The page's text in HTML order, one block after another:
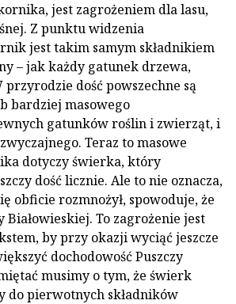
jest zagrożeniem dla lasu,
Z punktu widzenia
jest takim samym składnikiem
– jak każdy gatunek drzewa,
przyrodzie dość powszechne są
bardziej masowego
gatunków roślin i zwierząt, i
Teraz to masowe
dotyczy świerka, który
dość licznie. Ale to nie oznacza,
obficie rozmnożył, spowoduje, że
Białowieskiej. To zagrożenie jest
by przy okazji wyciąć jeszcze
dochodowość Puszczy
musimy o tym, że świerk
do pierwotnych składników